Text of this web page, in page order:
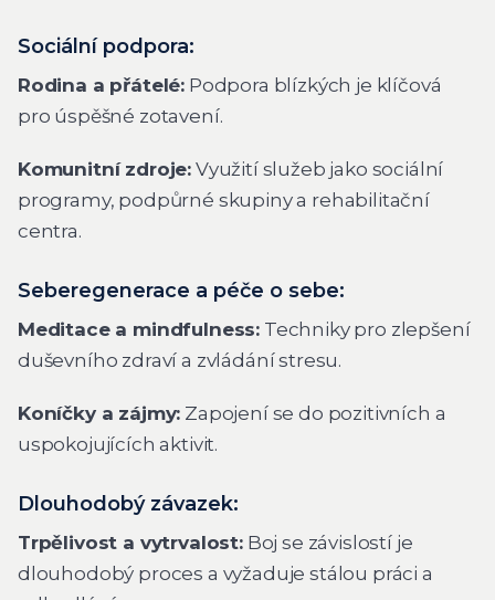
Sociální podpora:
Rodina a přátelé: Podpora blízkých je klíčová
pro úspěšné zotavení.
Komunitní zdroje: Využití služeb jako sociální
programy, podpůrné skupiny a rehabilitační
centra.
Seberegenerace a péče o sebe:
Meditace a mindfulness: Techniky pro zlepšení
duševního zdraví a zvládání stresu.
Koníčky a zájmy: Zapojení se do pozitivních a
uspokojujících aktivit.
Dlouhodobý závazek:
Trpělivost a vytrvalost:Boj se závislostí je
dlouhodobý proces a vyžaduje stálou práci a